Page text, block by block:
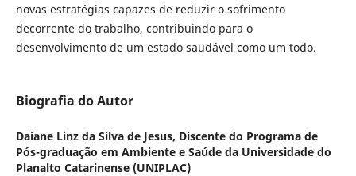
novas estratégias capazes de reduzir o sofrimento
decorrente do trabalho, contribuindo para o
desenvolvimento de um estado saudável como um todo.
Biografia do Autor
Daiane Linz da Silva de Jesus, Discente do Programa de
Pós-graduação em Ambiente e Saúde da Universidade do
Planalto Catarinense (UNIPLAC)